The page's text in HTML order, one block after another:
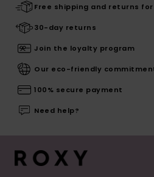
Free shipping and returns
30-day returns
Join the loyalty program
Our eco-friendly
100% secure payment
Need help?